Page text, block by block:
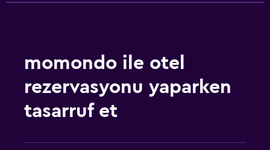
momondo ile otel
rezervasyonu yaparken
tasarruf et